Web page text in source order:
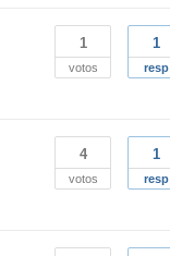
1
votos
1
resp
4
votos
1
resp